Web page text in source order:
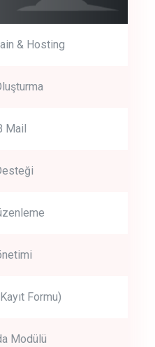
& Hosting
Mail
Formu)
Modülü